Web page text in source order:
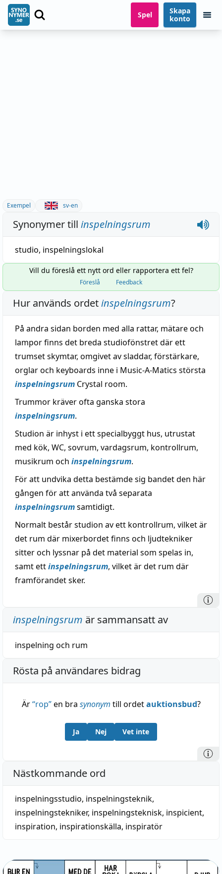
Spel
Skapa
konto
Exempel sv-en
Synonymer till inspelningsrum
studio, inspelningslokal
Vill du föreslå ett nytt ord eller rapportera ett fel?
Föreslå Feedback
Hur används ordetinspelningsrum?
På andra sidan borden med alla rattar, mätare och
lampor finns det breda studiofönstret där ett
trumset skymtar, omgivet av sladdar, förstärkare,
orglar och keyboards inne i Music-A-Matics största
inspelningsrum Crystal room.
Trummor kräver ofta ganska stora
inspelningsrum.
Studion är inhyst i ett specialbyggt hus, utrustat
med kök, WC, sovrum, vardagsrum, kontrollrum,
musikrum och inspelningsrum.
För att undvika detta bestämde sig bandet den här
gången för att använda två separata
inspelningsrumsamtidigt.
Normalt består studion av ett kontrollrum, vilket är
det rum där mixerbordet finns och ljudtekniker
sitter och lyssnar på det material som spelas in,
samt ettinspelningsrum, vilket är det rum där
framförandet sker.
inspelningsrum är sammansatt av
inspelning och rum
Rösta på användares bidrag
Är“rop”en bra synonym till ordetauktionsbud?
Ja Nej Vet inte
Nästkommande ord
inspelningsstudio, inspelningsteknik,
inspelningstekniker, inspelningsteknisk, inspicient,
inspiration, inspirationskälla, inspiratör